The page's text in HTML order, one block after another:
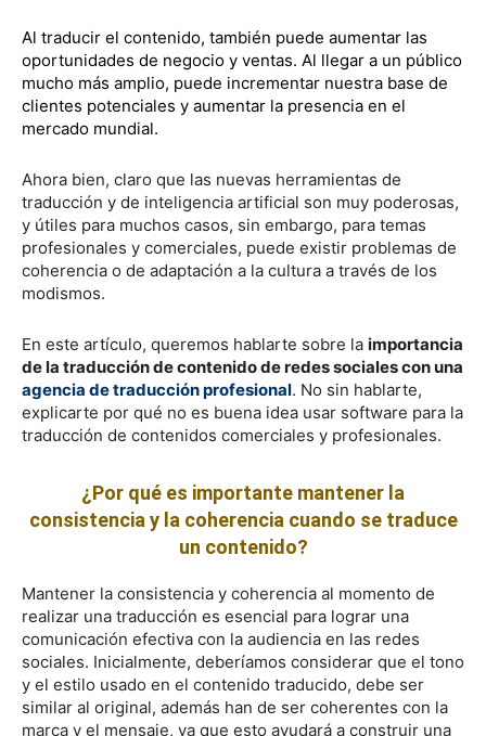
Al traducir el contenido, también puede aumentar las
oportunidades de negocio y ventas. Al llegar a un público
mucho más amplio, puede incrementar nuestra base de
clientes potenciales y aumentar la presencia en el
mercado mundial.
Ahora bien, claro que las nuevas herramientas de
traducción y de inteligencia artificial son muy poderosas,
y útiles para muchos casos, sin embargo, para temas
profesionales y comerciales, puede existir problemas de
coherencia o de adaptación a la cultura a través de los
modismos.
En este artículo, queremos hablarte sobre la importancia
de la traducción de contenido de redes sociales con una
agencia de traducción profesional. No sin hablarte,
explicarte por qué no es buena idea usar software para la
traducción de contenidos comerciales y profesionales.
¿Por qué es importante mantener la
consistencia y la coherencia cuando se traduce
un contenido?
Mantener la consistencia y coherencia al momento de
realizar una traducción es esencial para lograr una
comunicación efectiva con la audiencia en las redes
sociales. Inicialmente, deberíamos considerar que el tono
y el estilo usado en el contenido traducido, debe ser
similar al original, además han de ser coherentes con la
marca y el mensaje, ya que esto ayudará a construir una